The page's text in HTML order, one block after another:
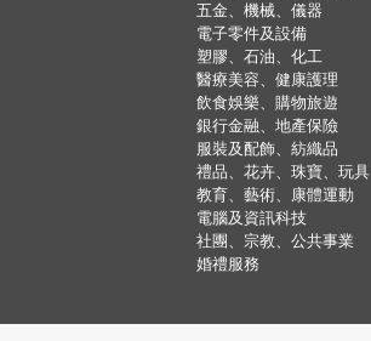
五金、機械、儀器
電子零件及設備
塑膠、石油、化工
醫療美容、健康護理
飲食娛樂、購物旅遊
銀行金融、地產保險
服裝及配飾、紡織品
禮品、花卉、珠寶、玩具
教育、藝術、康體運動
電腦及資訊科技
社團、宗教、公共事業
婚禮服務